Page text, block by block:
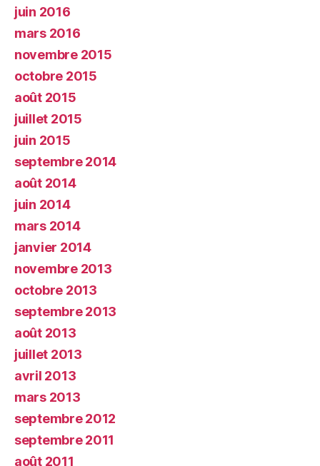
juin 2016
mars 2016
novembre 2015
octobre 2015
août 2015
juillet 2015
juin 2015
septembre 2014
août 2014
juin 2014
mars 2014
janvier 2014
novembre 2013
octobre 2013
septembre 2013
août 2013
juillet 2013
avril 2013
mars 2013
septembre 2012
septembre 2011
août 2011